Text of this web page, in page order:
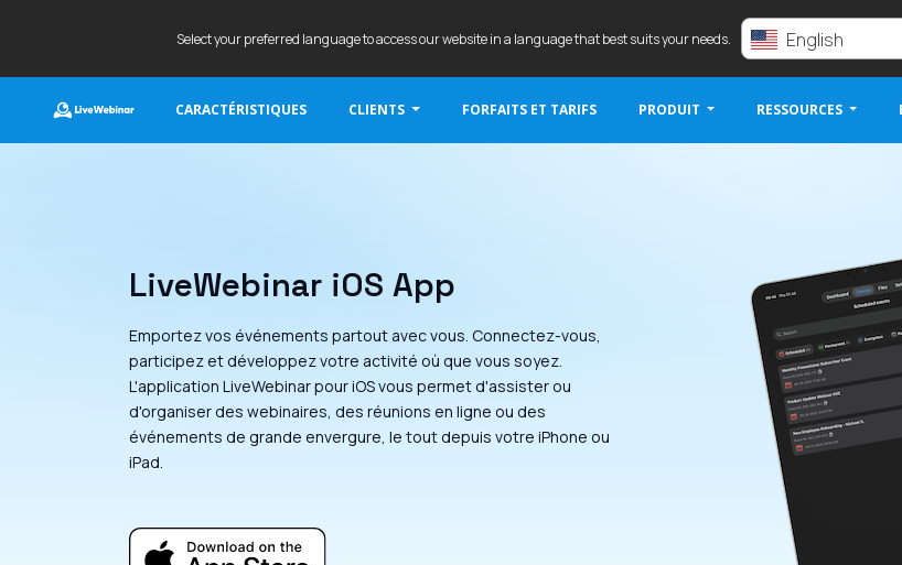
Select your preferred language to access our website in a language that best suits your needs. English
CARACTÉRISTIQUES CLIENTS FORFAITS ET TARIFS PRODUIT RESSOURCES
LiveWebinar iOS App
Emportez vos événements partout avec vous. Connectez-vous,
participez et développez votre activité où que vous soyez.
L'application LiveWebinar pour iOS vous permet d'assister ou
d'organiser des webinaires, des réunions en ligne ou des
événements de grande envergure, le tout depuis votre iPhone ou
iPad.